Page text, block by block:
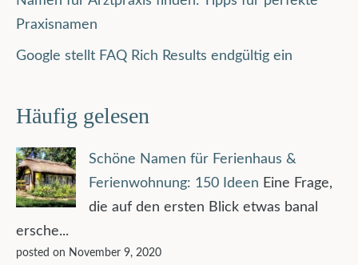
Praxisnamen
Google stellt FAQ Rich Results endgültig ein
Häufig gelesen
Schöne Namen für Ferienhaus &
Ferienwohnung: 150 Ideen Eine Frage,
die auf den ersten Blick etwas banal
ersche...
posted on November 9, 2020